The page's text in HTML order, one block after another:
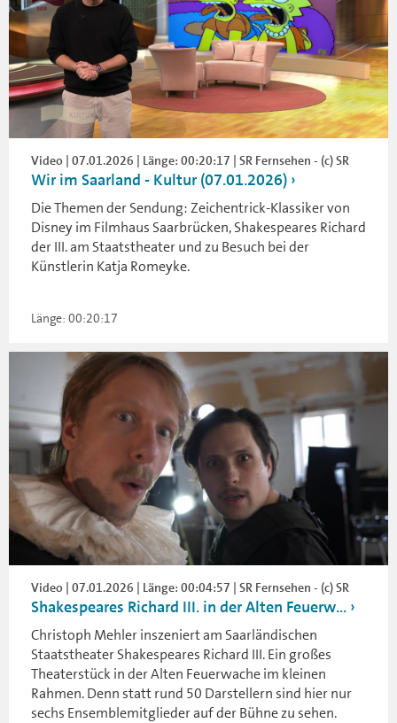
Video | 07.01.2026 | Länge: 00:20:17 | SR Fernsehen - (c) SR
Wir im Saarland - Kultur (07.01.2026)
Die Themen der Sendung: Zeichentrick-Klassiker von
Disney im Filmhaus Saarbrücken, Shakespeares Richard
der III. am Staatstheater und zu Besuch bei der
Künstlerin Katja Romeyke.
Länge: 00:20:17
Video | 07.01.2026 | Länge: 00:04:57 | SR Fernsehen - (c) SR
Shakespeares Richard III. in der Alten Feuerw...
Christoph Mehler inszeniert am Saarländischen
Staatstheater Shakespeares Richard III. Ein großes
Theaterstück in der Alten Feuerwache im kleinen
Rahmen. Denn statt rund 50 Darstellern sind hier nur
sechs Ensemblemitglieder auf der Bühne zu sehen.